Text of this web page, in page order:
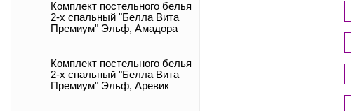
Комплект постельного белья
2-х спальный "Белла Вита
Премиум" Эльф, Амадора
Комплект постельного белья
2-х спальный "Белла Вита
Премиум" Эльф, Аревик